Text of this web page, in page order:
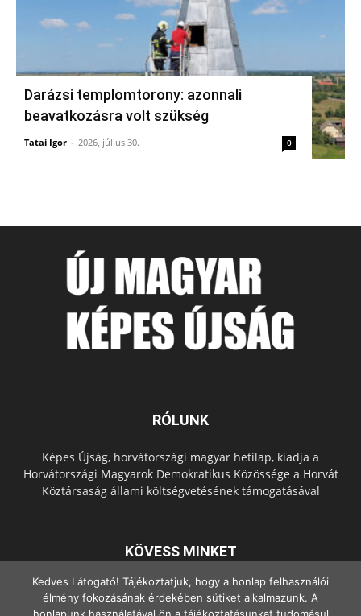
Darázsi templomtorony: azonnali
beavatkozásra volt szükség
Tatai Igor - 2026, július 30. 0
RÓLUNK
Képes Újság, horvátországi magyar hetilap, kiadja a
Horvátországi Magyarok Demokratikus Közössége a Horvát
Köztársaság állami költségvetésének támogatásával
KÖVESS MINKET
Kedves Látogató! Tájékoztatjuk, hogy a honlap felhasználói
élmény fokozásának érdekében sütiket alkalmazunk. A